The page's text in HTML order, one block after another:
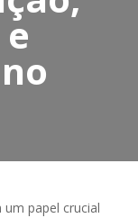
papel crucial